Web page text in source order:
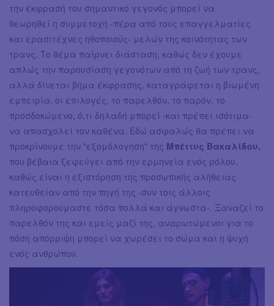
την έκφρασή του σημαντικό γεγονός μπορεί να
θεωρηθεί η συμμετοχή -πέρα από τους επαγγελματίες
και ερασιτέχνες ηθοποιούς- μελών της κοινότητας των
τρανς. Το θέμα παίρνει διάσταση, καθώς δεν έχουμε
απλώς την παρουσίαση γεγονότων από τη ζωή των τρανς,
αλλά δίνεται βήμα έκφρασης, καταγράφεται η βιωμένη
εμπειρία, οι επιλογές, το παρελθόν, το παρόν, το
προσδοκώμενο, ό,τι δηλαδή μπορεί -και πρέπει ισότιμα-
να απασχολεί τον καθένα. Εδώ ασφαλώς θα πρέπει να
προκρίνουμε την "εξομόλογηση" της Μπέττυς Βακαλίδου,
που βέβαια ξεφεύγει από την ερμηνεία ενός ρόλου,
καθώς είναι η εξιστόρηση της προσωπικής αλήθειας
κατευθείαν από την πηγή της -συν τοις άλλοις
πληροφορούμαστε τόσα πολλά και άγνωστα-. Ξαναζεί το
παρελθόν της και εμείς μαζί της, αναρωτώμενοι για το
πόση απόρριψη μπορεί να χωρέσει το σώμα και η ψυχή
ενός ανθρώπου.